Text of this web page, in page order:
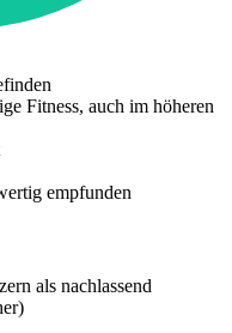
Fitness, auch im höheren
empfunden
als nachlassend